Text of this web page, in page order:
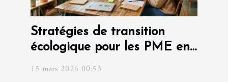
Stratégies de transition
écologique pour les PME en
15 mars 2026 00:53